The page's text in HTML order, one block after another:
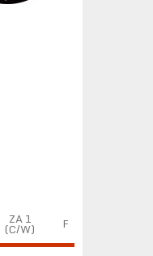
ZA 1
(C/W) F